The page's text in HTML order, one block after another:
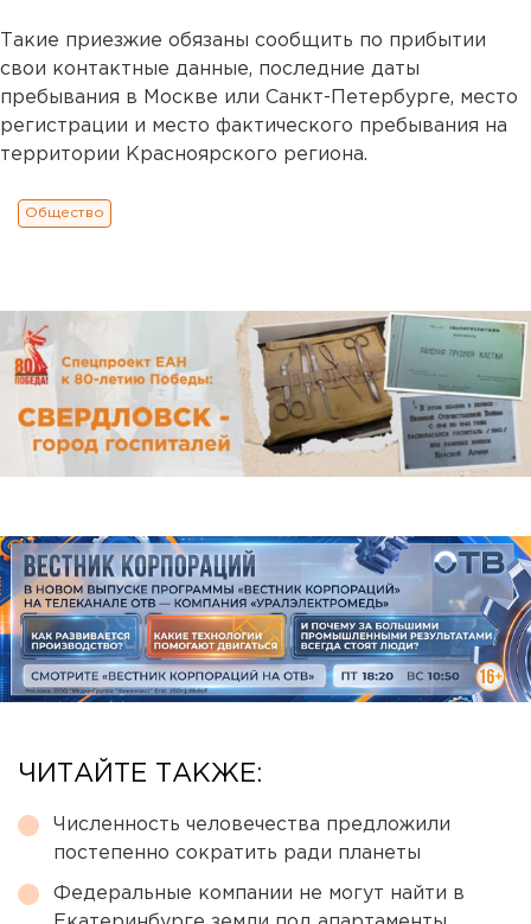
Такие приезжие обязаны сообщить по прибытии
свои контактные данные, последние даты
пребывания в Москве или Санкт-Петербурге, место
регистрации и место фактического пребывания на
территории Красноярского региона.
Общество
ЧИТАЙТЕ ТАКЖЕ:
Численность человечества предложили
постепенно сократить ради планеты
Федеральные компании не могут найти в